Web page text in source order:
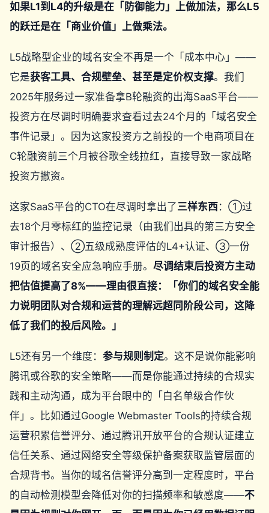
如果L1到L4的升级是在「防御能力」上做加法，那么L5
的跃迁是在「商业价值」上做乘法。
L5战略型企业的域名安全不再是一个「成本中心」——
它是获客工具、合规壁垒、甚至是定价权支撑。我们
2025年服务过一家准备拿B轮融资的出海SaaS平台——
投资方在尽调时明确要求查看过去24个月的「域名安全
事件记录」。因为这家投资方之前投的一个电商项目在
C轮融资前三个月被谷歌全线拉红，直接导致一家战略
投资方撤资。
这家SaaS平台的CTO在尽调时拿出了三样东西：①过
去18个月零标红的监控记录（由我们出具的第三方安全
审计报告）、②五级成熟度评估的L4+认证、③一份
19页的域名安全应急响应手册。 尽调结束后投资方主动
把估值提高了8%——理由很直接：「你们的域名安全能
力说明团队对合规和运营的理解远超同阶段公司，这降
低了我们的投后风险。」
L5还有另一个维度： 参与规则制定。这不是说你能影响
腾讯或谷歌的安全策略——而是你能通过持续的合规实
践和主动沟通，成为平台眼中的「白名单级合作伙
伴」。比如通过Google Webmaster Tools的持续合规
运营积累信誉评分、通过腾讯开放平台的合规认证建立
信任关系、通过网络安全等级保护备案获取监管层面的
合规背书。当你的域名信誉评分高到一定程度时，平台
的自动检测模型会降低对你的扫描频率和敏感度——不